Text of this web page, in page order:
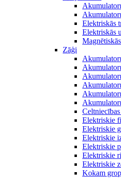
Elektriskās
Elektriskās
Zāģi
Elektriskie
Elektriskie
Elektriskie
Elektriskie
Elektriskie
Elektriskie
Kokam